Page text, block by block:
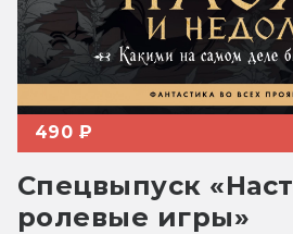
490 ₽
Спецвыпуск
ролевые игры»